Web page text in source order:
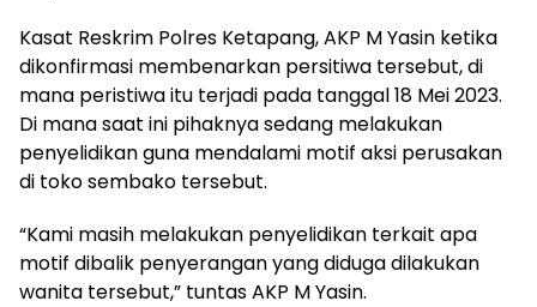
Kasat Reskrim Polres Ketapang, AKP M Yasin ketika
dikonfirmasi membenarkan persitiwa tersebut, di
mana peristiwa itu terjadi pada tanggal 18 Mei 2023.
Di mana saat ini pihaknya sedang melakukan
penyelidikan guna mendalami motif aksi perusakan
di toko sembako tersebut.
“Kami masih melakukan penyelidikan terkait apa
motif dibalik penyerangan yang diduga dilakukan
wanita tersebut,” tuntas AKP M Yasin.